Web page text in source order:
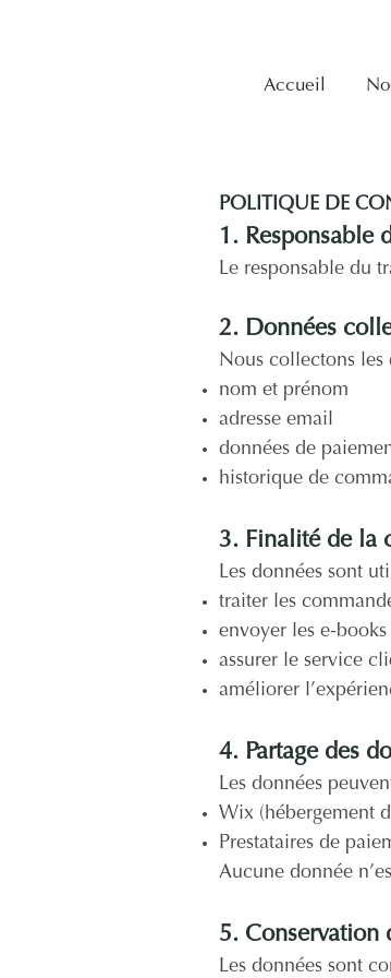
Accueil
POLITIQUE DE
1. Responsable
Le responsable du
2. Données
Nous collectons les
nom et prénom
adresse email
données de
historique de
3. Finalité de la
Les données sont
traiter les
envoyer les e-books
assurer le service
améliorer
4. Partage des
Les données
Wix (hébergement
Prestataires de
Aucune donnée
5. Conservation
Les données sont